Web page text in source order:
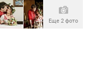
Еще 2 фото